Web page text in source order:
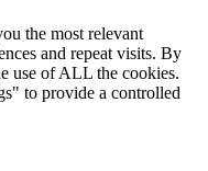
the most relevant
and repeat visits. By
use of ALL the cookies.
to provide a controlled